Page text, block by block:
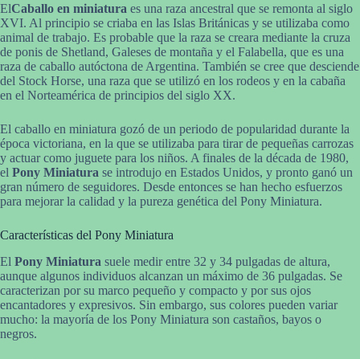
ElCaballo en miniatura es una raza ancestral que se remonta al siglo
XVI. Al principio se criaba en las Islas Británicas y se utilizaba como
animal de trabajo. Es probable que la raza se creara mediante la cruza
de ponis de Shetland, Galeses de montaña y el Falabella, que es una
raza de caballo autóctona de Argentina. También se cree que desciende
del Stock Horse, una raza que se utilizó en los rodeos y en la cabaña
en el Norteamérica de principios del siglo XX.
El caballo en miniatura gozó de un periodo de popularidad durante la
época victoriana, en la que se utilizaba para tirar de pequeñas carrozas
y actuar como juguete para los niños. A finales de la década de 1980,
el Pony Miniatura se introdujo en Estados Unidos, y pronto ganó un
gran número de seguidores. Desde entonces se han hecho esfuerzos
para mejorar la calidad y la pureza genética del Pony Miniatura.
Características del Pony Miniatura
El Pony Miniatura suele medir entre 32 y 34 pulgadas de altura,
aunque algunos individuos alcanzan un máximo de 36 pulgadas. Se
caracterizan por su marco pequeño y compacto y por sus ojos
encantadores y expresivos. Sin embargo, sus colores pueden variar
mucho: la mayoría de los Pony Miniatura son castaños, bayos o
negros.